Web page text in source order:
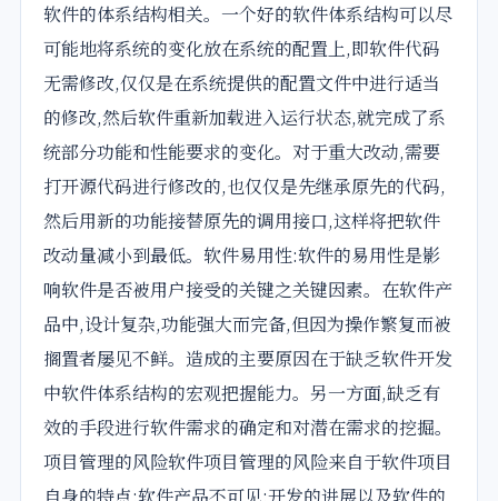
软件的体系结构相关。一个好的软件体系结构可以尽
可能地将系统的变化放在系统的配置上,即软件代码
无需修改,仅仅是在系统提供的配置文件中进行适当
的修改,然后软件重新加载进入运行状态,就完成了系
统部分功能和性能要求的变化。对于重大改动,需要
打开源代码进行修改的,也仅仅是先继承原先的代码,
然后用新的功能接替原先的调用接口,这样将把软件
改动量减小到最低。软件易用性:软件的易用性是影
响软件是否被用户接受的关键之关键因素。在软件产
品中,设计复杂,功能强大而完备,但因为操作繁复而被
搁置者屡见不鲜。造成的主要原因在于缺乏软件开发
中软件体系结构的宏观把握能力。另一方面,缺乏有
效的手段进行软件需求的确定和对潜在需求的挖掘。
项目管理的风险软件项目管理的风险来自于软件项目